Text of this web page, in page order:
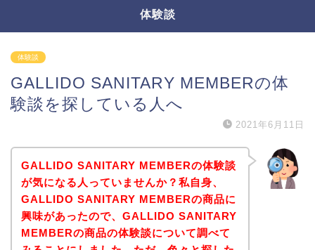
体験談
体験談
GALLIDO SANITARY MEMBERの体
験談を探している人へ
2021年6月11日
GALLIDO SANITARY MEMBERの体験談
が気になる人っていませんか？私自身、
GALLIDO SANITARY MEMBERの商品に
興味があったので、GALLIDO SANITARY
MEMBERの商品の体験談について調べて